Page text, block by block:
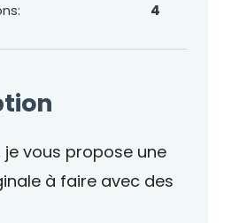
4
je vous propose une
à faire avec des